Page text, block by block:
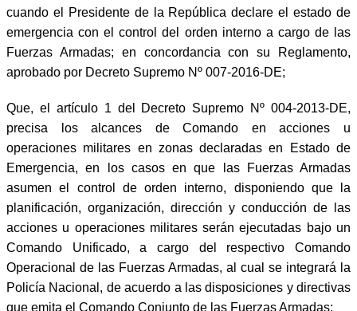
cuando el Presidente de la República declare el estado de
emergencia con el control del orden interno a cargo de las
Fuerzas Armadas; en concordancia con su Reglamento,
aprobado por Decreto Supremo Nº 007-2016-DE;
Que, el artículo 1 del Decreto Supremo Nº 004-2013-DE,
precisa los alcances de Comando en acciones u
operaciones militares en zonas declaradas en Estado de
Emergencia, en los casos en que las Fuerzas Armadas
asumen el control de orden interno, disponiendo que la
planificación, organización, dirección y conducción de las
acciones u operaciones militares serán ejecutadas bajo un
Comando Unificado, a cargo del respectivo Comando
Operacional de las Fuerzas Armadas, al cual se integrará la
Policía Nacional, de acuerdo a las disposiciones y directivas
que emita el Comando Conjunto de las Fuerzas Armadas;